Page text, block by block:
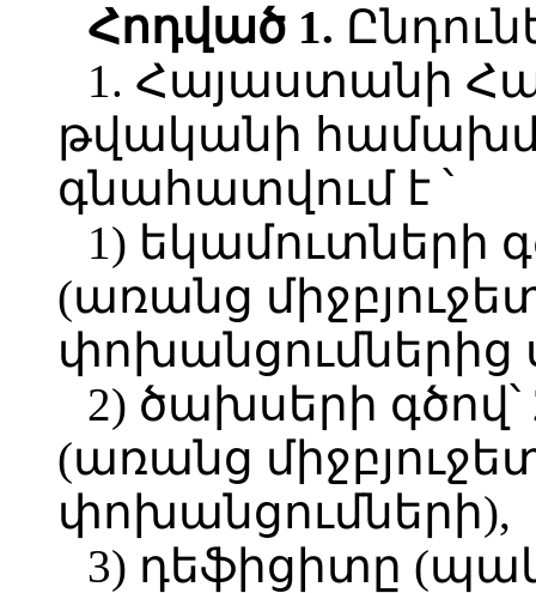
Հոդված 1.
1. Հայաստանի
թվականի
գնահատվում է ՝
1) եկամուտների
(առանց
փոխանցումներից
2) ծախսերի գծով՝
(առանց
փոխանցումների),
3) դեֆիցիտը